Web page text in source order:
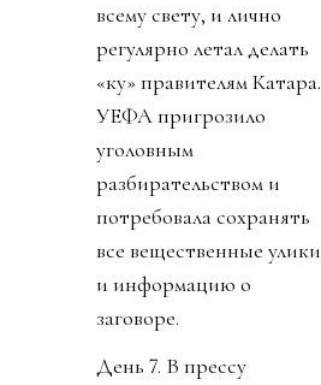
всему свету, и лично
регулярно летал делать
«ку» правителям Катара.
УЕФА пригрозило
уголовным
разбирательством и
потребовала сохранять
все вещественные улики
и информацию о
заговоре.
День 7. В прессу